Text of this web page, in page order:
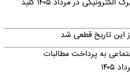
این تاریخ قطعی شد
به پرداخت مطالبات